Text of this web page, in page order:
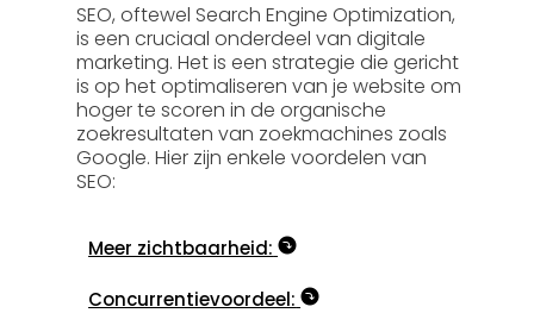
SEO, oftewel Search Engine Optimization,
is een cruciaal onderdeel van digitale
marketing. Het is een strategie die gericht
is op het optimaliseren van je website om
hoger te scoren in de organische
zoekresultaten van zoekmachines zoals
Google. Hier zijn enkele voordelen van
SEO:
Meer zichtbaarheid:
Concurrentievoordeel: